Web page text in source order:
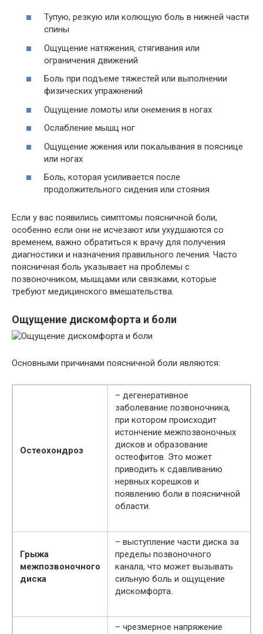
Тупую, резкую или колющую боль в нижней части
спины
Ощущение натяжения, стягивания или
ограничения движений
Боль при подъеме тяжестей или выполнении
физических упражнений
Ощущение ломоты или онемения в ногах
Ослабление мышц ног
Ощущение жжения или покалывания в пояснице
или ногах
Боль, которая усиливается после
продолжительного сидения или стояния
Если у вас появились симптомы поясничной боли,
особенно если они не исчезают или ухудшаются со
временем, важно обратиться к врачу для получения
диагностики и назначения правильного лечения. Часто
поясничная боль указывает на проблемы с
позвоночником, мышцами или связками, которые
требуют медицинского вмешательства.
Ощущение дискомфорта и боли
Основными причинами поясничной боли являются:
Остеохондроз
– дегенеративное
заболевание позвоночника,
при котором происходит
истончение межпозвоночных
дисков и образование
остеофитов. Это может
приводить к сдавливанию
нервных корешков и
появлению боли в поясничной
области.
Грыжа
межпозвоночного
диска
– выступление части диска за
пределы позвоночного
канала, что может вызывать
сильную боль и ощущение
дискомфорта.
– чрезмерное напряжение